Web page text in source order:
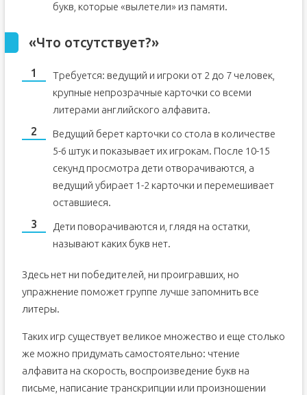
букв, которые «вылетели» из памяти.
«Что отсутствует?»
Требуется: ведущий и игроки от 2 до 7 человек,
крупные непрозрачные карточки со всеми
литерами английского алфавита.
Ведущий берет карточки со стола в количестве
5-6 штук и показывает их игрокам. После 10-15
секунд просмотра дети отворачиваются, а
ведущий убирает 1-2 карточки и перемешивает
оставшиеся.
Дети поворачиваются и, глядя на остатки,
называют каких букв нет.
Здесь нет ни победителей, ни проигравших, но
упражнение поможет группе лучше запомнить все
литеры.
Таких игр существует великое множество и еще столько
же можно придумать самостоятельно: чтение
алфавита на скорость, воспроизведение букв на
письме, написание транскрипции или произношении